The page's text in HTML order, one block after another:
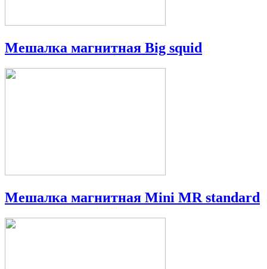
Мешалка магнитная Big squid
Мешалка магнитная Mini MR standard